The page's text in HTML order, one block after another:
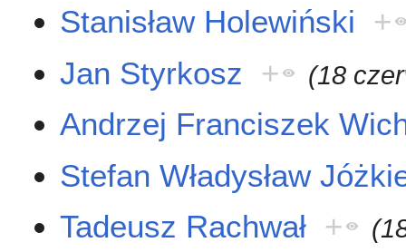
Stanisław Holewiński
+
Jan Styrkosz
+ (18
Andrzej Franciszek
Stefan Władysław
Tadeusz Rachwał +